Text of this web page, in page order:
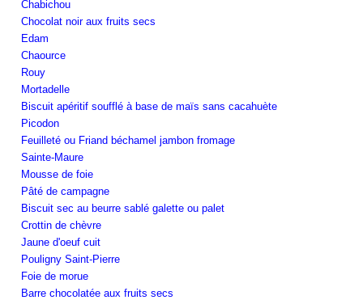
Chabichou
Chocolat noir aux fruits secs
Edam
Chaource
Rouy
Mortadelle
Biscuit apéritif soufflé à base de maïs sans cacahuète
Picodon
Feuilleté ou Friand béchamel jambon fromage
Sainte-Maure
Mousse de foie
Pâté de campagne
Biscuit sec au beurre sablé galette ou palet
Crottin de chèvre
Jaune d'oeuf cuit
Pouligny Saint-Pierre
Foie de morue
Barre chocolatée aux fruits secs